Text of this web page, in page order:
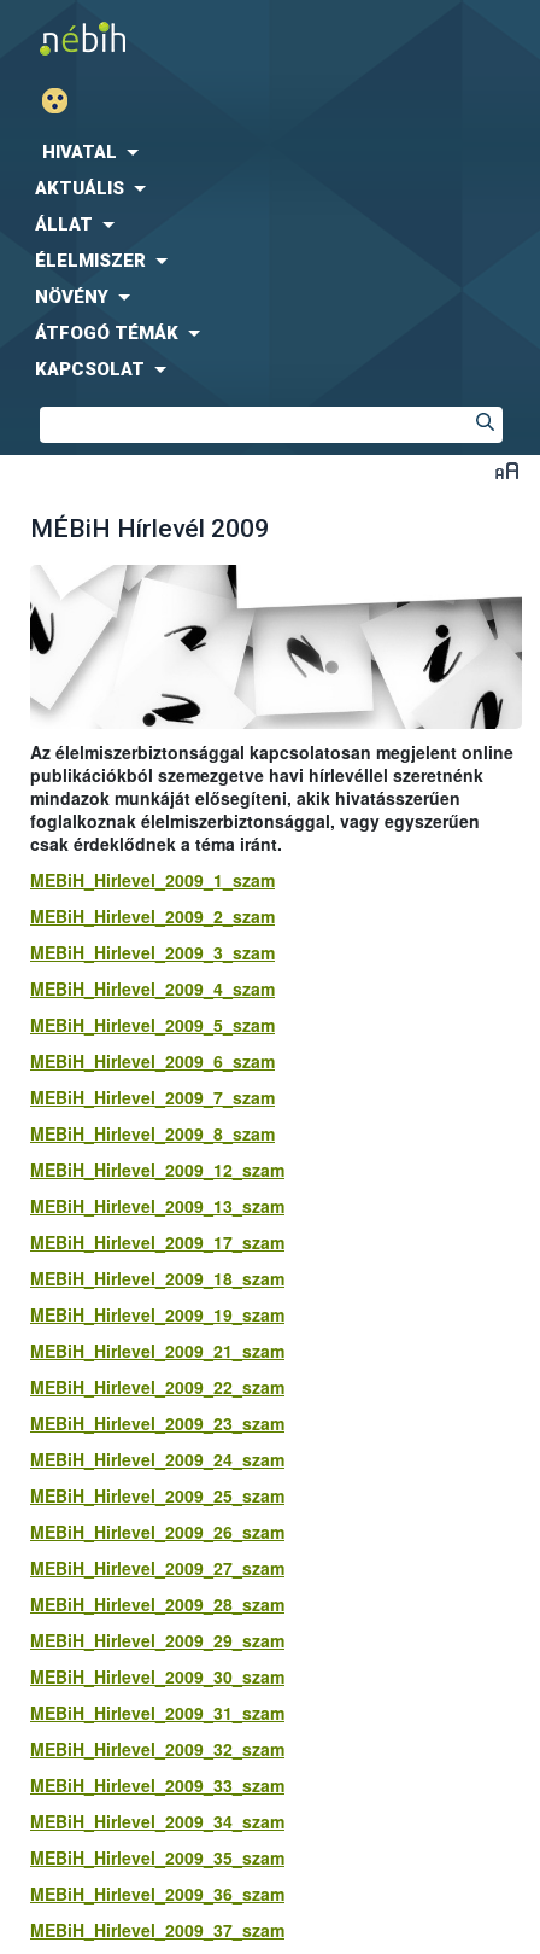
HIVATAL
AKTUÁLIS
ÁLLAT
ÉLELMISZER
NÖVÉNY
ÁTFOGÓ TÉMÁK
KAPCSOLAT
MÉBiH Hírlevél 2009
Az élelmiszerbiztonsággal kapcsolatosan megjelent online
publikációkból szemezgetve havi hírlevéllel szeretnénk
mindazok munkáját elősegíteni, akik hivatásszerűen
foglalkoznak élelmiszerbiztonsággal, vagy egyszerűen
csak érdeklődnek a téma iránt.
MEBiH_Hirlevel_2009_1_szam
MEBiH_Hirlevel_2009_2_szam
MEBiH_Hirlevel_2009_3_szam
MEBiH_Hirlevel_2009_4_szam
MEBiH_Hirlevel_2009_5_szam
MEBiH_Hirlevel_2009_6_szam
MEBiH_Hirlevel_2009_7_szam
MEBiH_Hirlevel_2009_8_szam
MEBiH_Hirlevel_2009_12_szam
MEBiH_Hirlevel_2009_13_szam
MEBiH_Hirlevel_2009_17_szam
MEBiH_Hirlevel_2009_18_szam
MEBiH_Hirlevel_2009_19_szam
MEBiH_Hirlevel_2009_21_szam
MEBiH_Hirlevel_2009_22_szam
MEBiH_Hirlevel_2009_23_szam
MEBiH_Hirlevel_2009_24_szam
MEBiH_Hirlevel_2009_25_szam
MEBiH_Hirlevel_2009_26_szam
MEBiH_Hirlevel_2009_27_szam
MEBiH_Hirlevel_2009_28_szam
MEBiH_Hirlevel_2009_29_szam
MEBiH_Hirlevel_2009_30_szam
MEBiH_Hirlevel_2009_31_szam
MEBiH_Hirlevel_2009_32_szam
MEBiH_Hirlevel_2009_33_szam
MEBiH_Hirlevel_2009_34_szam
MEBiH_Hirlevel_2009_35_szam
MEBiH_Hirlevel_2009_36_szam
MEBiH_Hirlevel_2009_37_szam